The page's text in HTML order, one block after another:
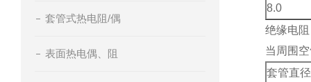
套管式热电阻/偶
表面热电偶、阻
8.0
绝缘电阻
当周围
套管直